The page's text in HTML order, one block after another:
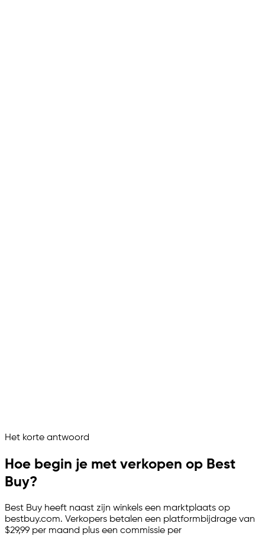
ChannelizeAnalyzeAdvertize
Het korte antwoord
Hoe begin je met verkopen op Best
Buy?
Best Buy heeft naast zijn winkels een marktplaats op
bestbuy.com. Verkopers betalen een platformbijdrage van
$29,99 per maand plus een commissie per